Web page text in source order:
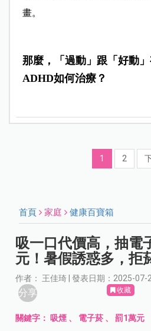
畫。
那麼，「過動」跟「好動
ADHD如何治療？
1 2
首頁 家庭 健康百寶箱
吸一口代價高，抽電
元！暑假誘惑多，拒
作者： 王佳琦 | 發表日期：2025-07-
分享 收藏
關鍵字：吸煙 、 電子菸 、罰1萬元